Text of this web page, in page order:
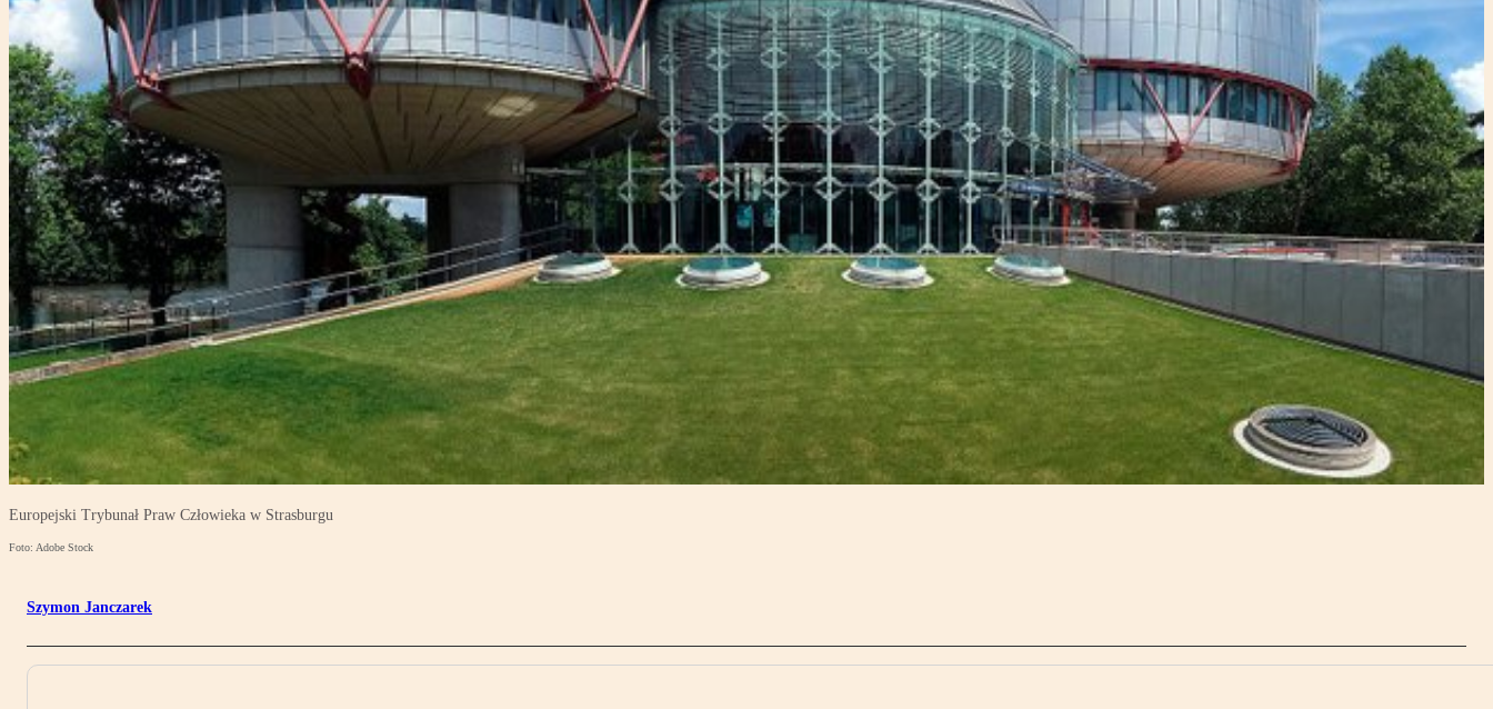
Europejski Trybunał Praw Człowieka w Strasburgu
Foto: Adobe Stock
Szymon Janczarek